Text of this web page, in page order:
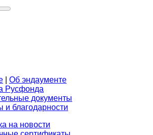
Об эндаументе
Русфонда
документы
и благодарности
на новости